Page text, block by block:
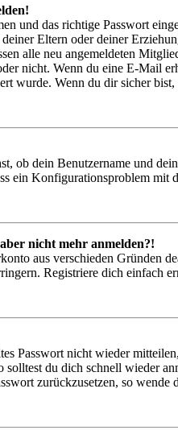
und das richtige Passwort
Eltern oder deiner
alle neu angemeldeten
nicht. Wenn du eine E-Mail
wurde. Wenn du dir sicher
ob dein Benutzername und
ein Konfigurationsproblem mit
nicht mehr anmelden?!
aus verschieden Gründen
Registriere dich einfach
Passwort nicht wieder
du dich schnell wieder
zurückzusetzen, so